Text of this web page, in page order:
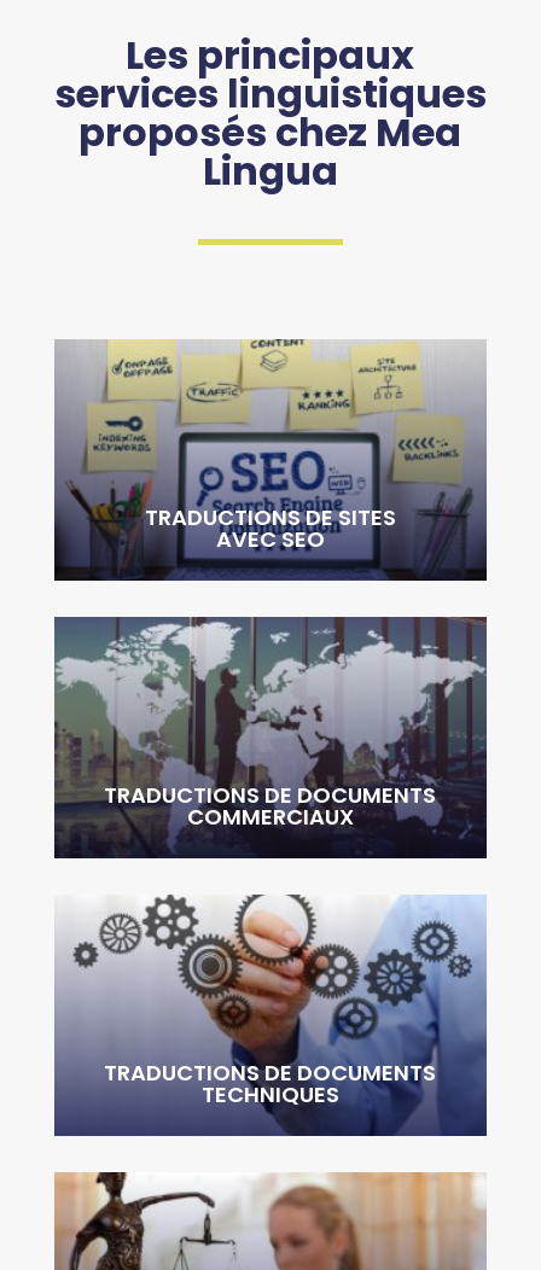
Les principaux
services linguistiques
proposés chez Mea
Lingua
TRADUCTIONS DE SITES
AVEC SEO
TRADUCTIONS DE DOCUMENTS
COMMERCIAUX
TRADUCTIONS DE DOCUMENTS
TECHNIQUES